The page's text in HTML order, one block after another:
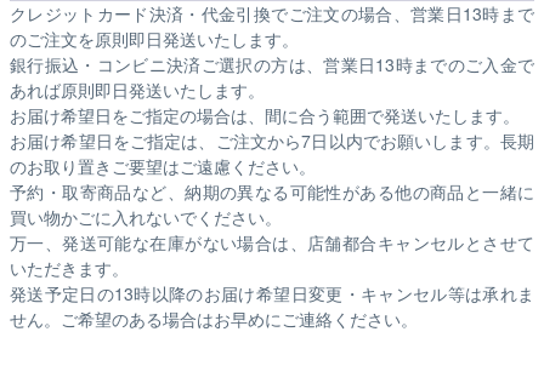
クレジットカード決済・代金引換でご注文の場合、営業日13時まで
のご注文を原則即日発送いたします。
銀行振込・コンビニ決済ご選択の方は、営業日13時までのご入金で
あれば原則即日発送いたします。
お届け希望日をご指定の場合は、間に合う範囲で発送いたします。
お届け希望日をご指定は、ご注文から7日以内でお願いします。長期
のお取り置きご要望はご遠慮ください。
予約・取寄商品など、納期の異なる可能性がある他の商品と一緒に
買い物かごに入れないでください。
万一、発送可能な在庫がない場合は、店舗都合キャンセルとさせて
いただきます。
発送予定日の13時以降のお届け希望日変更・キャンセル等は承れま
せん。ご希望のある場合はお早めにご連絡ください。